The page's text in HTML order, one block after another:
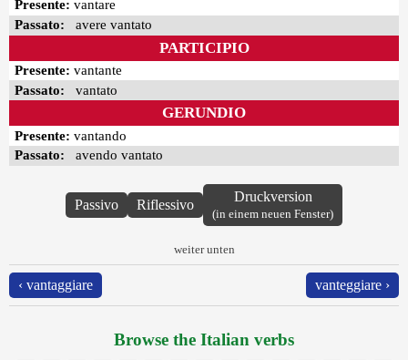
Presente: vantare
Passato: avere vantato
PARTICIPIO
Presente: vantante
Passato: vantato
GERUNDIO
Presente: vantando
Passato: avendo vantato
Passivo Riflessivo
Druckversion
(in einem neuen Fenster)
weiter unten
‹ vantaggiare vanteggiare ›
Browse the Italian verbs